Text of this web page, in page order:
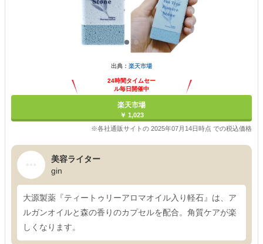
出典： 楽天市場
24時間タイムセー
ル毎日開催中
楽天市場
￥ 1,023
※各社通販サイトの 2025年07月14日時点 での税込価格
美容ライター
gin
大源製薬『ティートゥリーアロマオイル入り軽石』は、ア
ルガンオイルと森の香りのカプセルを配合。角質ケアが楽
しくなります。